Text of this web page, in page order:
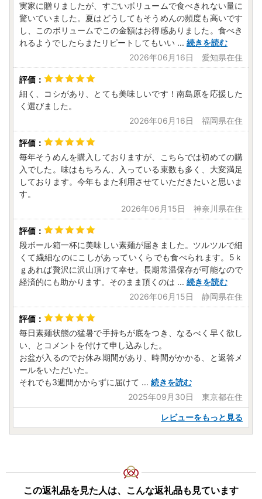
【個人情報の取り扱いについて】
お寄せいただいた個人情報は、寄附金の受付、入金及び返礼
品発送に係る確認・連絡、各種お問い合わせ、寄附の使い道
のお知らせの広報等に利用するものであり、
それ以外の目的で使用するものではありません。返礼品発送
に関して、必要最低限の範囲において返礼品取扱い事業者に
通知します。
【南島原市で開催されるイベント情報】
感謝塔・尊敬塔などが設置され、精霊流しやステージイベン
ト、花火大会が予定されております。
皆様お誘いあわせの上ご来場ください。
2026年8月22日（土）
14:00～22:00
マリンパークありえ
【ふるさと納税の対象となる地方団体の指定について】
南島原市は令和7年9月26日付総務大臣通知「ふるさと納税
の対象となる地方団体の指定について（通知）」にて、地方
税法（昭和25年法律第226号）第37条の2第2項及び第314条
の7第2項の規定に基づき、ふるさと納税の対象となる地方団
体として指定されました。
指定対象期間は、令和7年10月1日から令和8年9月30日まで
です。
＜ワンストップ特例申請書郵送先＞
-------------------------------------------------------
〒859-2211
長崎県南島原市西有家町里坊96番地2
南島原市役所 ふるさと応援寄附係 宛
-------------------------------------------------------
Mail：minamishimabara@steamship.co.jp
※土日祝日及び年末年始を除く
実家に贈りましたが、すごいボリュームで食べきれない量に
驚いていました。夏はどうしてもそうめんの頻度も高いです
し、このボリュームでこの金額はお得感ありました。食べき
れるようでしたらまたリピートしてもいい ... 続きを読む
2026年06月16日 愛知県在住
細く、コシがあり、とても美味しいです！南島原を応援した
く選びました。
2026年06月16日 福岡県在住
毎年そうめんを購入しておりますが、こちらでは初めての購
入でした。味はもちろん、入っている束数も多く、大変満足
しております。今年もまた利用させていただきたいと思いま
す。
2026年06月15日 神奈川県在住
段ボール箱一杯に美味しい素麺が届きました。ツルツルで細
くて繊細なのにこしがあっていくらでも食べられます。5ｋ
ｇあれば贅沢に沢山頂けて幸せ。長期常温保存が可能なので
経済的にも助かります。そのまま頂くのは ... 続きを読む
2026年06月15日 静岡県在住
毎日素麺状態の猛暑で手持ちが底をつき、なるべく早く欲し
い、とコメントを付けて申し込みした。
お盆が入るのでお休み期間があり、時間がかかる、と返答メ
ールをいただいた。
それでも3週間かからずに届けて ... 続きを読む
2025年09月30日 東京都在住
レビューをもっと見る
この返礼品を見た人は、こんな返礼品も見ています